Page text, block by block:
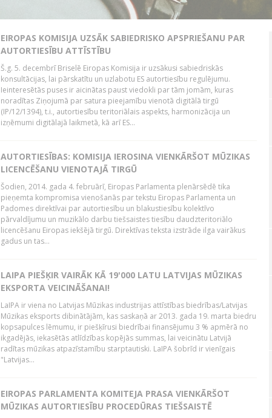
EIROPAS KOMISIJA UZSĀK SABIEDRISKO APSPRIEŠANU PAR
AUTORTIESĪBU ATTĪSTĪBU
Š.g. 5. decembrī Briselē Eiropas Komisija ir uzsākusi sabiedriskās
konsultācijas, lai pārskatītu un uzlabotu ES autortiesību regulējumu.
Ieinteresētās puses ir aicinātas paust viedokli par tām jomām, kuras
noradītas Ziņojumā par satura pieejamību vienotā digitālā tirgū
(IP/12/1394), t.i., autortiesību teritoriālais aspekts, harmonizācija un
izņēmumi digitālajā laikmetā, kā arī ES...
AUTORTIESĪBAS: KOMISIJA IEROSINA VIENKĀRŠOT MŪZIKAS
LICENCĒŠANU VIENOTAJĀ TIRGŪ
Šodien, 2014. gada 4. februārī, Eiropas Parlamenta plenārsēdē tika
pieņemta kompromisa vienošanās par tekstu Eiropas Parlamenta un
Padomes direktīvai par autortiesību un blakustiesību kolektīvo
pārvaldījumu un muzikālo darbu tiešsaistes tiesību daudzteritoriālo
licencēšanu Eiropas iekšējā tirgū. Direktīvas teksta izstrāde ilga vairākus
gadus un tas...
LAIPA PIEŠĶIR VAIRĀK KĀ 19'000 LATU LATVIJAS MŪZIKAS
EKSPORTA VEICINĀŠANAI!
LaIPA ir viena no Latvijas Mūzikas industrijas attīstības biedrības/Latvijas
Mūzikas eksports dibinātājām, kas saskaņā ar 2013. gada 19. marta biedru
kopsapulces lēmumu, ir piešķīrusi biedrībai finansējumu 3 % apmērā no
ikgadējās, iekasētās atlīdzības kopējās summas, lai veicinātu Latvijā
radītas mūzikas atpazīstamību starptautiski. LaIPA šobrīd ir vienīgais
"Latvijas...
EIROPAS PARLAMENTA KOMITEJA PRASA VIENKĀRŠOT
MŪZIKAS AUTORTIESĪBU PROCEDŪRAS TIEŠSAISTĒ